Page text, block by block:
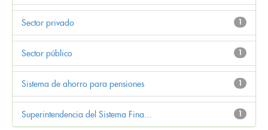
1
Sector privado
1
Sector público
1
Sistema de ahorro para pensiones
1
Superintendencia del Sistema Fina...